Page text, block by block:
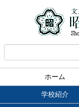
ホーム
学校紹介